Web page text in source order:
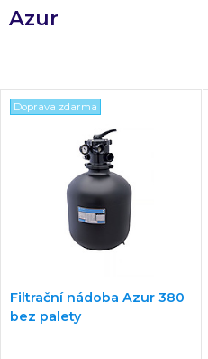
Azur
Doprava zdarma
Filtrační nádoba Azur 380
bez palety